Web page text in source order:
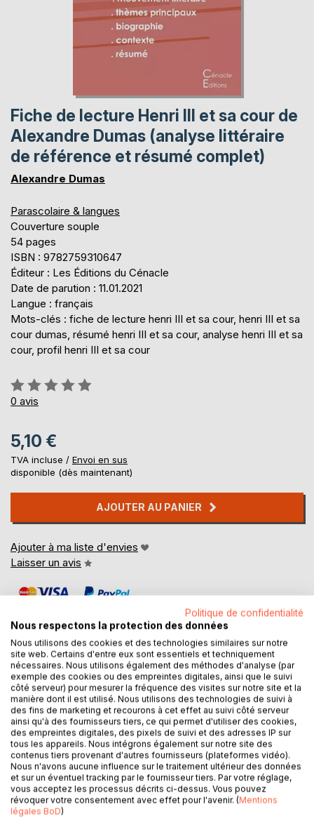
Fiche de lecture Henri III et sa cour de
Alexandre Dumas (analyse littéraire
de référence et résumé complet)
Alexandre Dumas
Parascolaire & langues
Couverture souple
54 pages
ISBN : 9782759310647
Éditeur : Les Éditions du Cénacle
Date de parution : 11.01.2021
Langue : français
Mots-clés : fiche de lecture henri III et sa cour, henri III et sa
cour dumas, résumé henri III et sa cour, analyse henri III et sa
cour, profil henri III et sa cour
Évaluation:
0%
0 avis
5,10 €
TVA incluse / Envoi en sus
disponible (dès maintenant)
AJOUTER AU PANIER
Ajouter à ma liste d'envies
Laisser un avis
DESCRIPTION
La collection « Connaître une œuvre » vous offre la
possibilité de tout savoir de la pièce Henri III et sa cour de
Alexandre Dumas, grâce à une fiche de lecture aussi
complète que détaillée.
La rédaction, claire et accessible, a été confiée à un
spécialiste universitaire.
Cette fiche de lecture répond à une charte qualité mise en
place par une équipe d’enseignants.
Politique de confidentialité
Nous respectons la protection des données
Nous utilisons des cookies et des technologies similaires sur notre
site web. Certains d'entre eux sont essentiels et techniquement
nécessaires. Nous utilisons également des méthodes d'analyse (par
exemple des cookies ou des empreintes digitales, ainsi que le suivi
côté serveur) pour mesurer la fréquence des visites sur notre site et la
manière dont il est utilisé. Nous utilisons des technologies de suivi à
des fins de marketing et recourons à cet effet au suivi côté serveur
ainsi qu'à des fournisseurs tiers, ce qui permet d'utiliser des cookies,
des empreintes digitales, des pixels de suivi et des adresses IP sur
tous les appareils. Nous intégrons également sur notre site des
contenus tiers provenant d'autres fournisseurs (plateformes vidéo).
Nous n'avons aucune influence sur le traitement ultérieur des données
et sur un éventuel tracking par le fournisseur tiers. Par votre réglage,
vous acceptez les processus décrits ci-dessus. Vous pouvez
révoquer votre consentement avec effet pour l'avenir. (Mentions
légales BoD)